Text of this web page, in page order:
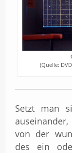
(Quelle:
Setzt man
von der
des ein